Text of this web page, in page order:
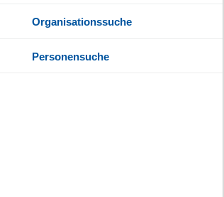
Organisationssuche
Personensuche